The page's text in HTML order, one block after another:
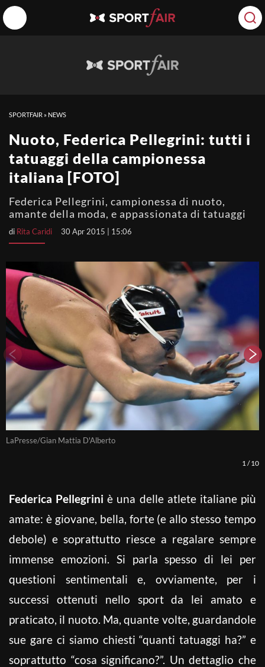
SPORTFAIR » NEWS
Nuoto, Federica Pellegrini: tutti i
tatuaggi della campionessa
italiana [FOTO]
Federica Pellegrini, campionessa di nuoto,
amante della moda, e appassionata di tatuaggi
di Rita Caridi 30 Apr 2015 | 15:06
LaPresse/Gian Mattia D'Alberto
1 /10
Federica Pellegrini è una delle atlete italiane più
amate: è giovane, bella, forte (e allo stesso tempo
debole) e soprattutto riesce a regalare sempre
immense emozioni. Si parla spesso di lei per
questioni sentimentali e, ovviamente, per i
successi ottenuti nello sport da lei amato e
praticato, il nuoto. Ma, quante volte, guardandole
sue gare ci siamo chiesti “quanti tatuaggi ha?” e
soprattutto “cosa significano?”. Un dettaglio che